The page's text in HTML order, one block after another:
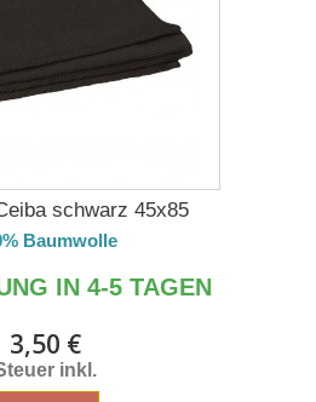
schwarz 45x85
Baumwolle
IN 4-5 TAGEN
3,50 €
inkl.